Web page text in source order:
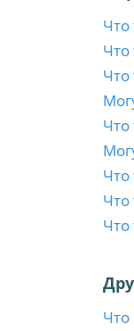
Что
Что
Что
Что
Что
Что